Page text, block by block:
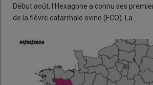
Début août, l'Hexagone a connu ses
de la fièvre catarrhale ovine (FCO). La…